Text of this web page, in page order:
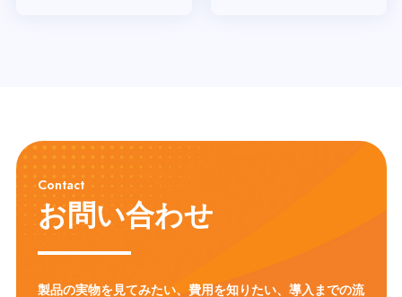
Contact
お問い合わせ
製品の実物を見てみたい、費用を知りたい、導入までの流